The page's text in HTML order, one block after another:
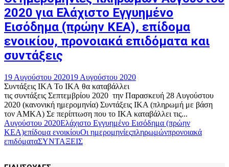
2020 για Ελάχιστο Εγγυημένο
Εισόδημα (πρώην ΚΕΑ), επίδομα
ενοικίου, προνοιακά επιδόματα και
συντάξεις
19 Αυγούστου 202019 Αυγούστου 2020
Συντάξεις ΙΚΑ Το ΙΚΑ θα καταβάλλει
τις συντάξεις Σεπτεμβρίου 2020 την Παρασκευή 28 Αυγούστου
2020 (κανονική ημερομηνία) Συντάξεις ΙΚΑ (πληρωμή με βάση
τον ΑΜΚΑ) Σε περίπτωση που το ΙΚΑ καταβάλλει τις...
Αυγούστου 2020Ελάχιστο Εγγυημένο Εισόδημα (πρώην
ΚΕΑ)επίδομα ενοικίουΟι ημερομηνίεςπληρωμώνπρονοιακά
επιδόματαΣΥΝΤΑΞΕΙΣ